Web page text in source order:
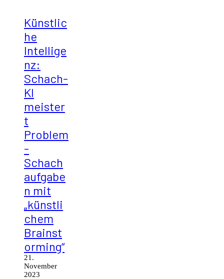
Künstlic
he
Intellige
nz:
Schach-
KI
meister
t
Problem
-
Schach
aufgabe
n mit
„künstli
chem
Brainst
orming“
21.
November
2023